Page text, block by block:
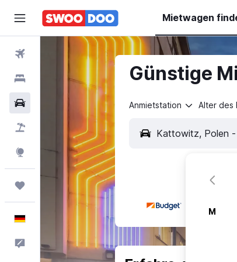
Mietwagen
Pauschalreisen
Explore
Feedback
Günstige
Anmietstation Alter des
M